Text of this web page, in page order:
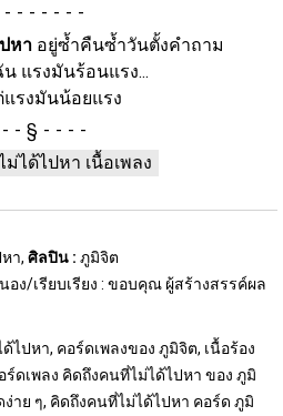
-
หา อยู่ซ้ำคืนซ้ำวันตั้งคำถาม
แรงมันร้อนแรง...
แรงมันน้อยแรง
§
ได้ไปหา เนื้อเพลง
า, ศิลปิน : ภูมิจิต
อง/เรียบเรียง : ขอบคุณ ผู้สร้างสรรค์ผล
ไปหา, คอร์ดเพลงของ ภูมิจิต, เนื้อร้อง
ดเพลง คิดถึงคนที่ไม่ได้ไปหา ของ ภูมิ
าย ๆ, คิดถึงคนที่ไม่ได้ไปหา คอร์ด ภูมิ